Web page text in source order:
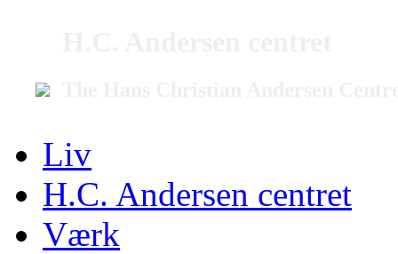
Liv
H.C. Andersen centret
Værk